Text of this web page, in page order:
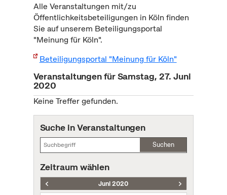
Alle Veranstaltungen mit/zu
Öffentlichkeitsbeteiligungen in Köln finden
Sie auf unserem Beteiligungsportal
"Meinung für Köln".
Beteiligungsportal "Meinung für Köln"
Veranstaltungen für Samstag, 27. Juni
2020
Keine Treffer gefunden.
Suche in Veranstaltungen
Suchen
Zeitraum wählen
Juni 2020